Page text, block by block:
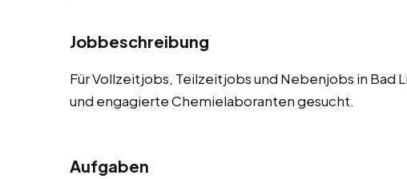
Jobbeschreibung
Für Vollzeitjobs, Teilzeitjobs und Nebenjobs in
und engagierte Chemielaboranten gesucht.
Aufgaben